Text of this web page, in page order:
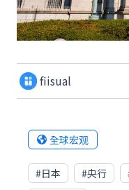
fiisual
全球宏观
#日本 #央行